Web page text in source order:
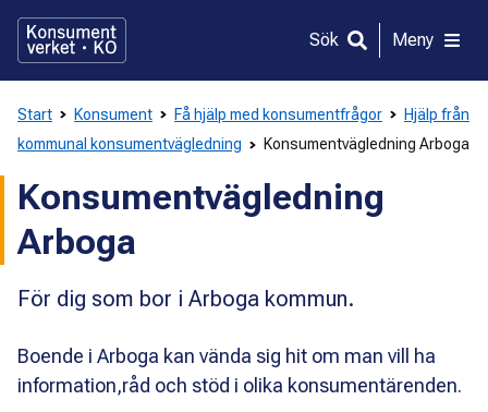
direkt
innehållet
Sök Meny
Start Konsument Få hjälp med konsumentfrågor
Hjälp från
kommunal konsumentvägledning
Konsumentvägledning Arboga
Konsumentvägledning
Arboga
För dig som bor i Arboga kommun.
Boende i Arboga kan vända sig hit om man vill ha
information,råd och stöd i olika konsumentärenden.